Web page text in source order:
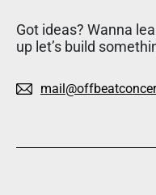
Got ideas? Wanna
up let’s build